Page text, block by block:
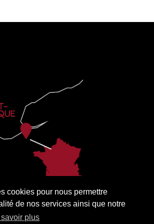
cookies pour nous permettre
de nos services ainsi que notre
savoir plus